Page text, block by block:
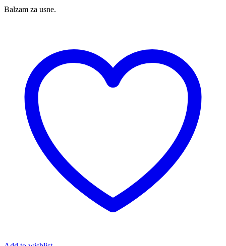
Balzam za usne.